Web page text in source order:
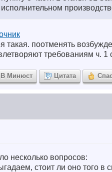
исполнительном
такая. поотменять
требованиям ч. 1
В Минюст Цитата
несколько вопросов:
стоит ли оно того в